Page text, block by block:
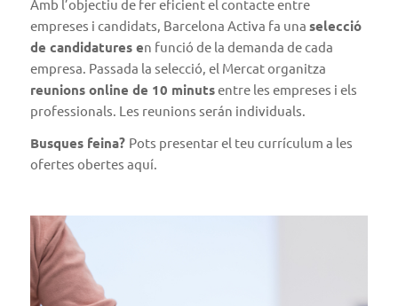
Amb l’objectiu de fer eficient el contacte entre
empreses i candidats, Barcelona Activa fa una selecció
de candidatures en funció de la demanda de cada
empresa. Passada la selecció, el Mercat organitza
reunions online de 10 minutsentre les empreses i els
professionals. Les reunions serán individuals.
Busques feina? Pots presentar el teu currículum a les
ofertes obertes aquí.